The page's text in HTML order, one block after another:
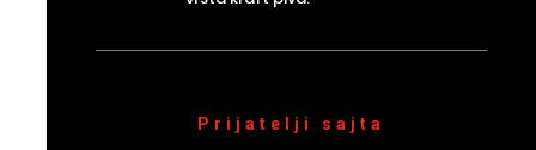
Prijatelji sajta